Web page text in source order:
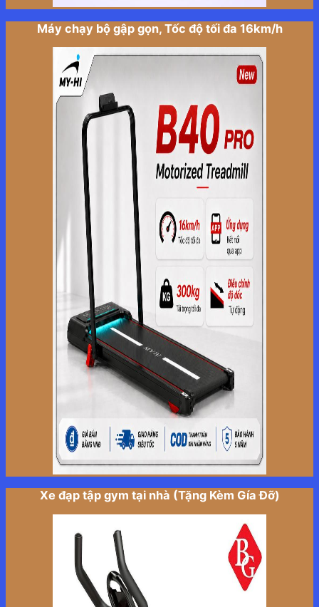
Máy chạy bộ gập gọn, Tốc độ tối đa 16km/h
Xe đạp tập gym tại nhà (Tặng Kèm Gía Đỡ)